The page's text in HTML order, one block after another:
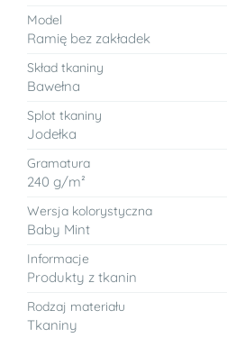
Model
Ramię bez zakładek
Skład tkaniny
Bawełna
Splot tkaniny
Jodełka
Gramatura
240 g/m²
Wersja kolorystyczna
Baby Mint
Informacje
Produkty z tkanin
Rodzaj materiału
Tkaniny